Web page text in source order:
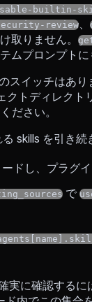
builtin-
review
取りません。
ムプロンプトに
イッチはあり
トディレクト
ださい。
skills を引き続
ドし、プラグ
で
実に確認するに